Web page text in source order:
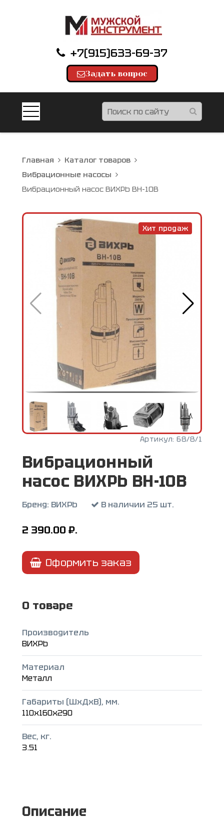
+7(915)633-69-37
Задать вопрос
Главная
Каталог товаров
Вибрационные насосы
Вибрационный насос ВИХРЬ ВН-10В
Хит продаж
Артикул: 68/8/1
Вибрационный
насос ВИХРЬ ВН-10В
Бренд: ВИХРЬ В наличии 25 шт.
2 390.00 ₽.
Оформить заказ
О товаре
Производитель
ВИХРЬ
Материал
Металл
Габариты (ШxДxВ), мм.
110x160x290
Вес, кг.
3.51
Описание